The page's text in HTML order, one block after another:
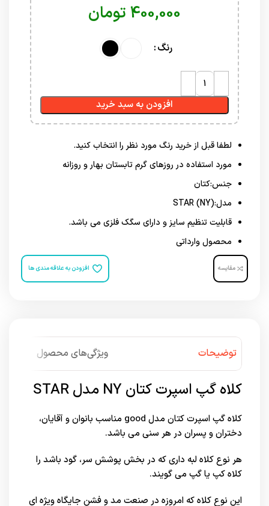
تومان
رنگ
افزودن به سبد خرید
لطفا قبل از خرید رنگ مورد نظر را انتخاب کنید.
مورد استفاده در روزهای گرم تابستان بهار و روزانه
جنس:کتان
مدل:(NY) STAR
قابلیت تنظیم سایز و دارای سگک فلزی می باشد.
محصول وارداتی
مقایسه افزودن به علاقه مندی ها
توضیحات ویژگی‌های محصول
کلاه گپ اسپرت کتان NY مدل STAR
کلاه گپ اسپرت کتان مدل good مناسب بانوان و آقایان،
دختران و پسران در هر سنی می باشد.
هر نوع کلاه لبه داری که در بخش پوشش سر، گود باشد را
کلاه کپ یا گپ می گویند.
این نوع کلاه که امروزه در صنعت مد و فشن جایگاه ویژه ای